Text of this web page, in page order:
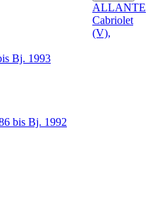
ALLANTE
Cabriolet
(V),
Bj. 1993
bis Bj. 1992